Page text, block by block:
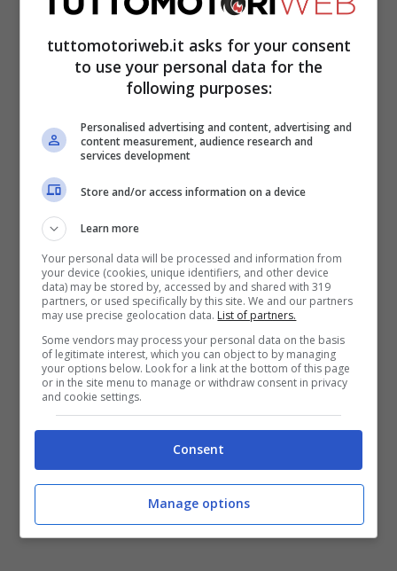
tempo, preceduto solo dal campione in
carica e capo-classica ASBKWayne
Maxwell. Partirà in prima fila in gara.
Miller ha accusato un ritardo di 6 decimi
davanti e a vincere. Ci tiene a ottenere un
trionfo davanti al suo pubblico per
concludere l’anno in bellezza e andare in
vacanza prima di concentrarsi sulla
prossima stagione MotoGP.
tuttomotoriweb.it asks for your consent
to use your personal data for the
following purposes:
Personalised advertising and content, advertising and
content measurement, audience research and
services development
Store and/or access information on a device
Learn more
Your personal data will be processed and information from
your device (cookies, unique identifiers, and other device
data) may be stored by, accessed by and shared with 319
partners, or used specifically by this site. We and our partners
may use precise geolocation data. List of partners.
Some vendors may process your personal data on the basis
of legitimate interest, which you can object to by managing
your options below. Look for a link at the bottom of this page
or in the site menu to manage or withdraw consent in privacy
and cookie settings.
Consent
Manage options